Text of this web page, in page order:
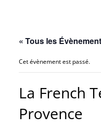
« Tous les
Cet évènement est passé.
La French
Provence